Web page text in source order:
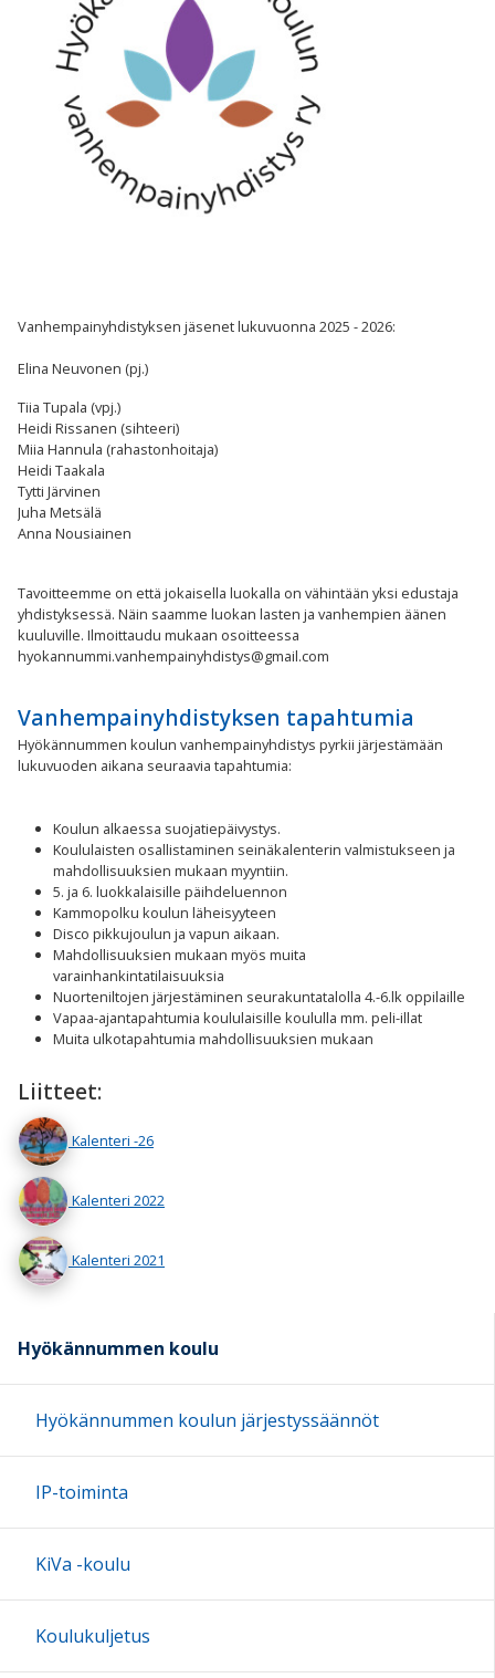
Vanhempainyhdistyksen jäsenet lukuvuonna 2025 - 2026:
Elina Neuvonen (pj.)
Tiia Tupala (vpj.)
Heidi Rissanen (sihteeri)
Miia Hannula (rahastonhoitaja)
Heidi Taakala
Tytti Järvinen
Juha Metsälä
Anna Nousiainen
Tavoitteemme on että jokaisella luokalla on vähintään yksi edustaja
yhdistyksessä. Näin saamme luokan lasten ja vanhempien äänen
kuuluville. Ilmoittaudu mukaan osoitteessa
hyokannummi.vanhempainyhdistys@gmail.com
Vanhempainyhdistyksen tapahtumia
Hyökännummen koulun vanhempainyhdistys pyrkii järjestämään
lukuvuoden aikana seuraavia tapahtumia:
Koulun alkaessa suojatiepäivystys.
Koululaisten osallistaminen seinäkalenterin valmistukseen ja
mahdollisuuksien mukaan myyntiin.
5. ja 6. luokkalaisille päihdeluennon
Kammopolku koulun läheisyyteen
Disco pikkujoulun ja vapun aikaan.
Mahdollisuuksien mukaan myös muita
varainhankintatilaisuuksia
Nuorteniltojen järjestäminen seurakuntatalolla 4.-6.lk oppilaille
Vapaa-ajantapahtumia koululaisille koululla mm. peli-illat
Muita ulkotapahtumia mahdollisuuksien mukaan
Liitteet:
Kalenteri -26
Kalenteri 2022
Kalenteri 2021
Hyökännummen koulu
Hyökännummen koulun järjestyssäännöt
IP-toiminta
KiVa -koulu
Koulukuljetus